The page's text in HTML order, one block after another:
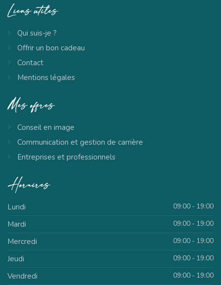
Liensutiles
Qui suis-je ?
Offrir un bon cadeau
Contact
Mentions légales
Mesoffres
Conseil en image
Communication et gestion de carrière
Entreprises et professionnels
Horaires
Lundi 09:00 - 19:00
Mardi 09:00 - 19:00
Mercredi 09:00 - 19:00
Jeudi 09:00 - 19:00
Vendredi 09:00 - 19:00